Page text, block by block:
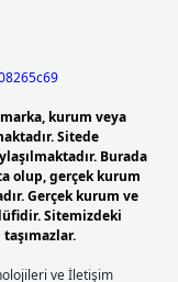
kurum veya
Sitede
Burada
olup, gerçek kurum
Gerçek kurum ve
Sitemizdeki
ve İletişim